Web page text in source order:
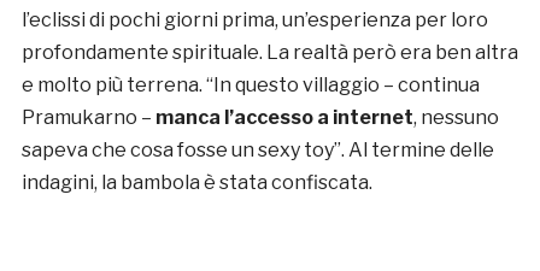
l’eclissi di pochi giorni prima, un’esperienza per loro
profondamente spirituale. La realtà però era ben altra
e molto più terrena. “In questo villaggio – continua
Pramukarno – manca l’accesso a internet, nessuno
sapeva che cosa fosse un sexy toy”. Al termine delle
indagini, la bambola è stata confiscata.